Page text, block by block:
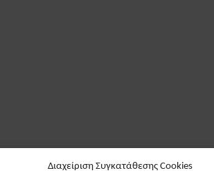
Διαχείριση Συγκατάθεσης Cookies